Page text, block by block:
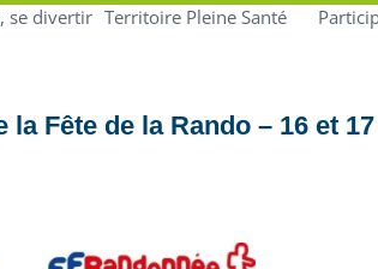
se divertir Territoire Pleine Santé
Fête de la Rando – 16 et